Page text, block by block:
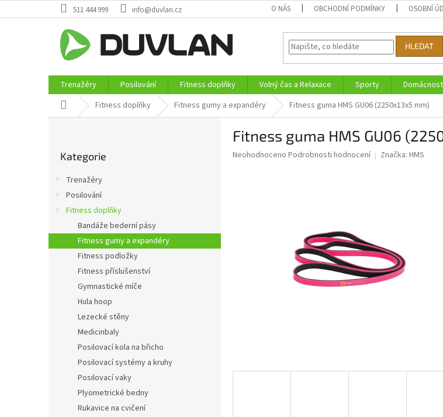
na
511 444 999 info@duvlan.cz O NÁS OBCHODNÍ PODMÍNKY OSOBNÍ
HLEDAT
Trenažéry Posilování Fitness doplňky Volný čas a Relaxace Sporty Domácnost
Domů Fitness doplňky Fitness gumy a expandéry Fitness guma HMS GU06 (2250x13x5 mm)
a
kategorie
Kategorie
Trenažéry
Posilování
Fitness doplňky
Bandáže bederní pásy
Fitness gumy a expandéry
Fitness podložky
Fitness příslušenství
Gymnastické míče
Hula hoop
Lezecké stěny
Medicinbaly
Posilovací kola na břicho
Posilovací systémy a kruhy
Posilovací vaky
Plyometrické bedny
Rukavice na cvičení
Fitness guma HMS GU06
Průměrné
Neohodnoceno Podrobnosti hodnocení Značka: HMS